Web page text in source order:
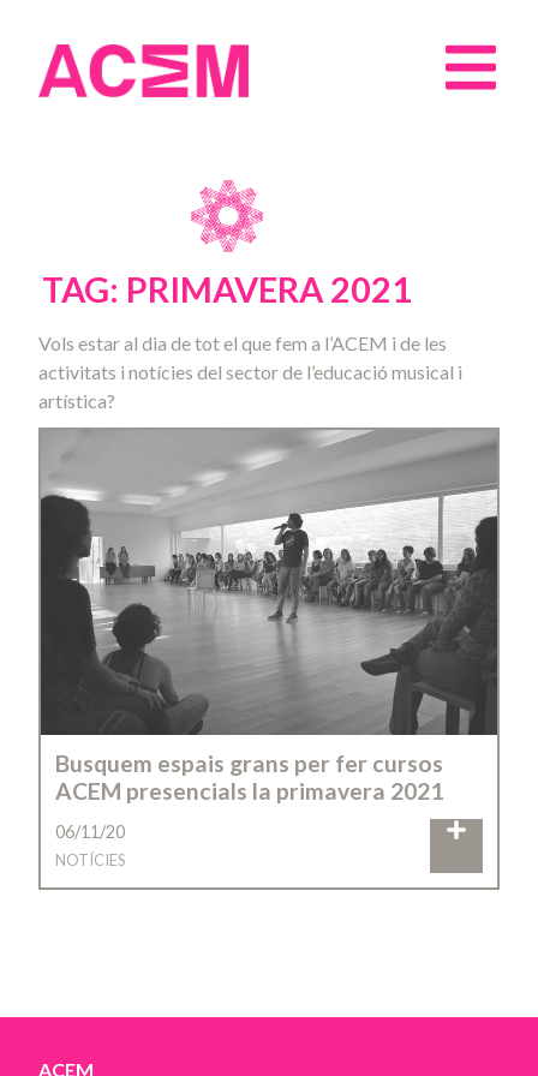
TAG: PRIMAVERA 2021
Vols estar al dia de tot el que fem a l’ACEM i de les
activitats i notícies del sector de l’educació musical i
artística?
Busquem espais grans per fer cursos
ACEM presencials la primavera 2021
06/11/20
NOTÍCIES
ACEM